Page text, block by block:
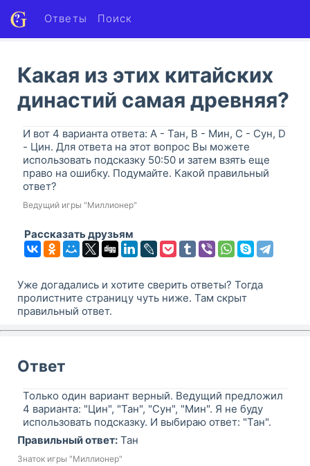
Ответы Поиск
Какая из этих китайских
династий самая древняя?
И вот 4 варианта ответа: A - Тан, B - Мин, C - Сун, D
- Цин. Для ответа на этот вопрос Вы можете
использовать подсказку 50:50 и затем взять еще
право на ошибку. Подумайте. Какой правильный
ответ?
Ведущий игры "Миллионер"
Рассказать друзьям
Уже догадались и хотите сверить ответы? Тогда
пролистните страницу чуть ниже. Там скрыт
правильный ответ.
Ответ
Только один вариант верный. Ведущий предложил
4 варианта: "Цин", "Тан", "Сун", "Мин". Я не буду
использовать подсказку. И выбираю ответ: "Тан".
Правильный ответ: Тан
Знаток игры "Миллионер"